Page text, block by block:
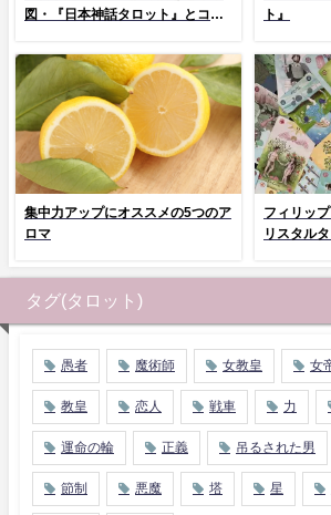
図・『日本神話タロット』とコラ
ト』
集中力アップにオススメの5つのア
ロマ
フィリッ
リスタル
タグ(タロット)
愚者 魔術師 女教皇 女
教皇 恋人 戦車 力
運命の輪 正義 吊るされた男
節制 悪魔 塔 星